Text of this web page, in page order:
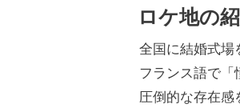
ロケ地の
全国に結婚式場
フランス語で「
圧倒的な存在感